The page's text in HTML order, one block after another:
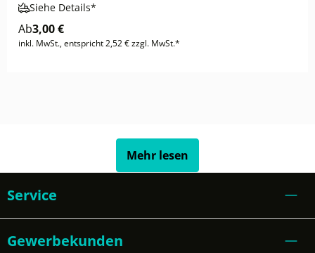
Siehe Details*
Ab3,00 €
inkl. MwSt., entspricht 2,52 € zzgl. MwSt.*
Mehr lesen
Service
Gewerbekunden